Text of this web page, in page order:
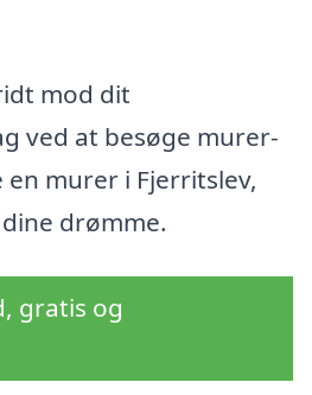
mod dit
ved at besøge murer-
murer i Fjerritslev,
drømme.
gratis og